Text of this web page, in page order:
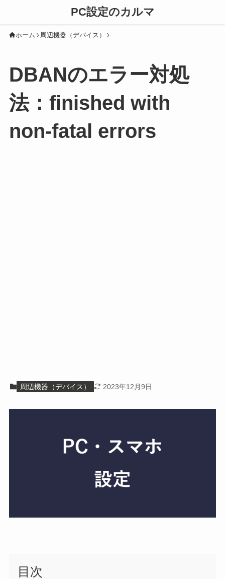
PC設定のカルマ
ホーム 周辺機器（デバイス）
DBANのエラー対処
法：finished with
non-fatal errors
周辺機器（デバイス） 2023年12月9日
目次